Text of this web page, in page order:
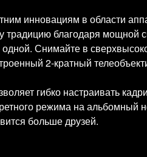
инновациям в области
традицию благодаря мощной
Снимайте в
2-кратный
гибко настраивать
режима на альбомный
больше друзей.